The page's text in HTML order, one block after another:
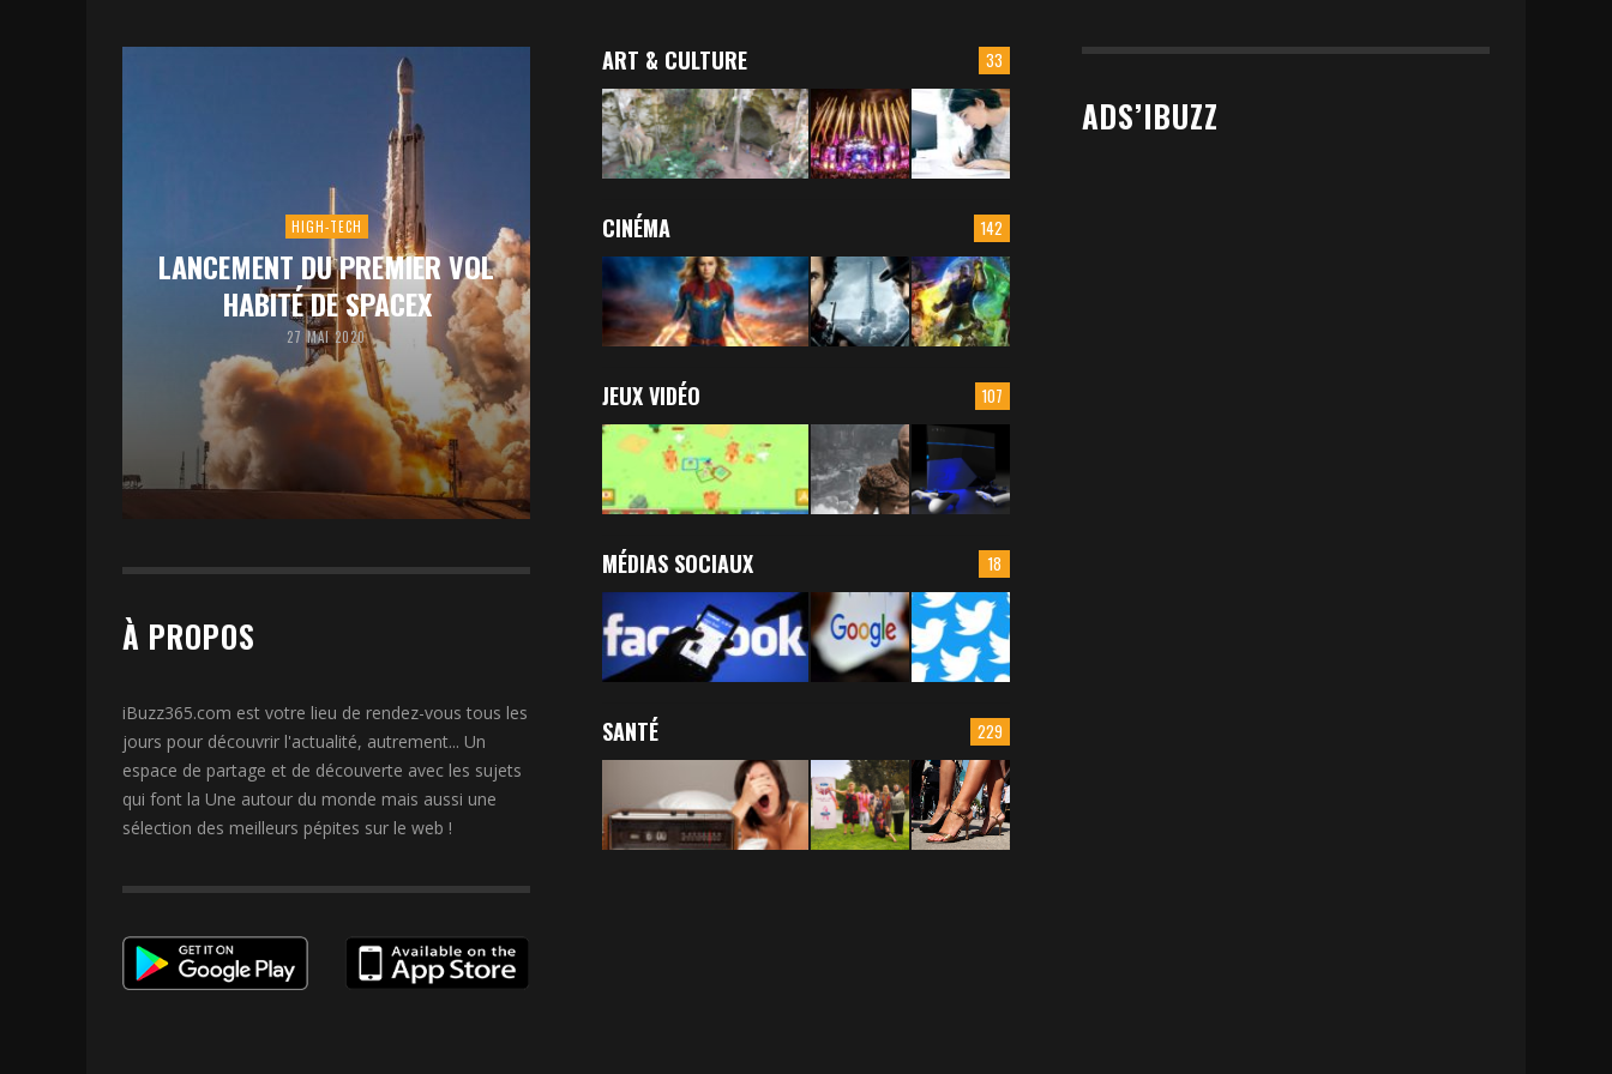
HIGH-TECH
LANCEMENT DU PREMIER VOL
HABITÉ DE SPACEX
27 MAI 2020
À PROPOS
iBuzz365.com est votre lieu de rendez-vous tous les
jours pour découvrir l'actualité, autrement... Un
espace de partage et de découverte avec les sujets
qui font la Une autour du monde mais aussi une
sélection des meilleurs pépites sur le web !
33
ART & CULTURE
142
CINÉMA
107
JEUX VIDÉO
18
MÉDIAS SOCIAUX
229
SANTÉ
ADS’IBUZZ